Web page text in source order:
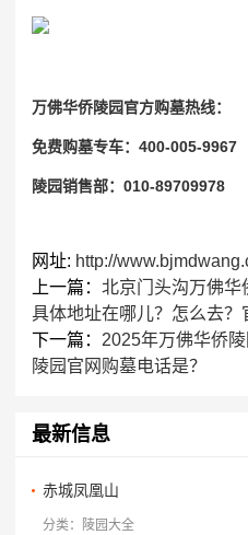
万佛华侨陵园官方购墓热线：
免费购墓专车：400-005-9967
陵园销售部：010-89709978
网址: http://
上一篇： 北京门头沟万佛华
具体地址在哪儿？怎么去？
下一篇： 2025年万佛华侨
陵园官网购墓电话是？
最新信息
赤城凤凰山
分类：陵园大全